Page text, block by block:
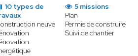
10 types de
neuve
5 missions
Plan
Permis de construire
Suivi de chantier